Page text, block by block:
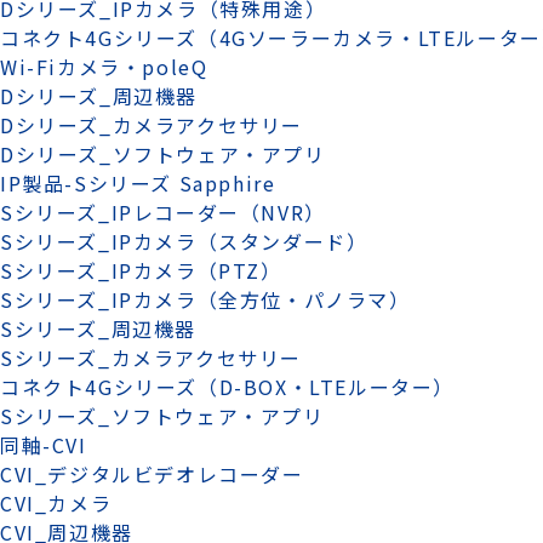
Dシリーズ_IPカメラ（特殊用途）
コネクト4Gシリーズ（4Gソーラーカメラ・LTEルータ
Wi-Fiカメラ・poleQ
Dシリーズ_周辺機器
Dシリーズ_カメラアクセサリー
Dシリーズ_ソフトウェア・アプリ
IP製品-Sシリーズ Sapphire
Sシリーズ_IPレコーダー（NVR）
Sシリーズ_IPカメラ（スタンダード）
Sシリーズ_IPカメラ（PTZ）
Sシリーズ_IPカメラ（全方位・パノラマ）
Sシリーズ_周辺機器
Sシリーズ_カメラアクセサリー
コネクト4Gシリーズ（D-BOX・LTEルーター）
Sシリーズ_ソフトウェア・アプリ
同軸-CVI
CVI_デジタルビデオレコーダー
CVI_カメラ
CVI_周辺機器